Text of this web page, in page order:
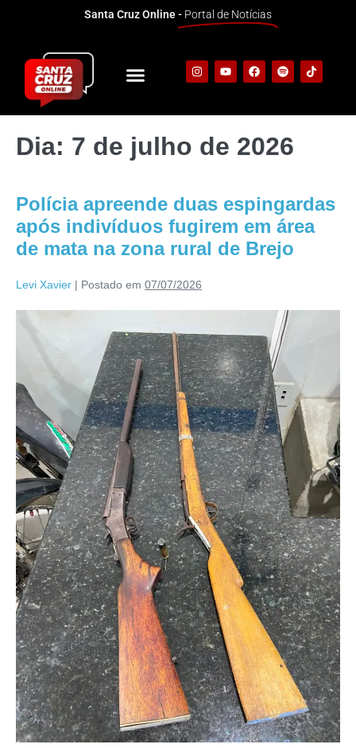
Santa Cruz Online - Portal de Notícias
Dia: 7 de julho de 2026
Polícia apreende duas espingardas
após indivíduos fugirem em área
de mata na zona rural de Brejo
Levi Xavier | Postado em 07/07/2026